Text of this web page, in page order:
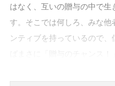
はなく、互いの贈与の中で生
す。そこでは何しろ、みな
ンティブを持っているので